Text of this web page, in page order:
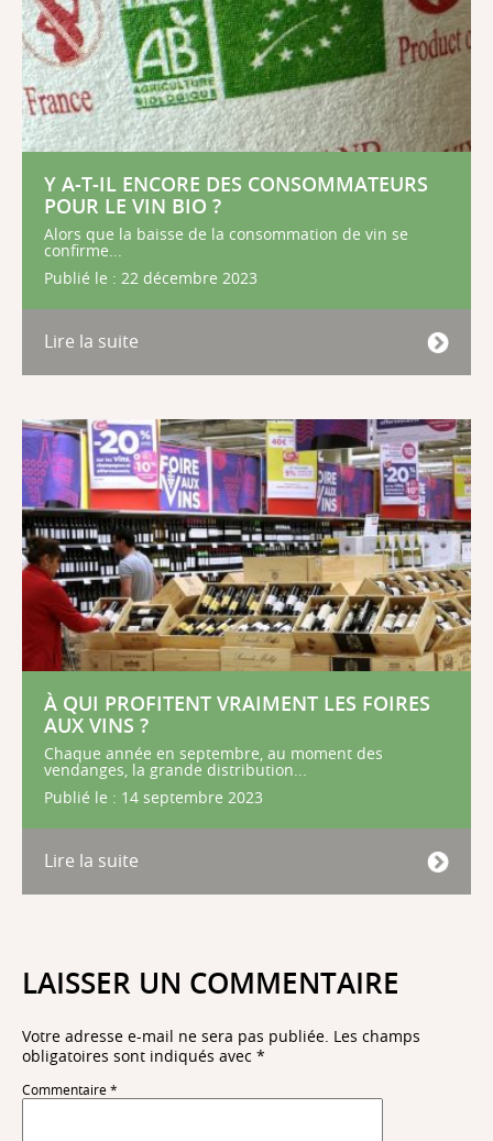
Y A-T-IL ENCORE DES CONSOMMATEURS
POUR LE VIN BIO ?
Alors que la baisse de la consommation de vin se
confirme...
Publié le : 22 décembre 2023
Lire la suite
À QUI PROFITENT VRAIMENT LES FOIRES
AUX VINS ?
Chaque année en septembre, au moment des
vendanges, la grande distribution...
Publié le : 14 septembre 2023
Lire la suite
LAISSER UN COMMENTAIRE
Votre adresse e-mail ne sera pas publiée. Les champs
obligatoires sont indiqués avec *
Commentaire *